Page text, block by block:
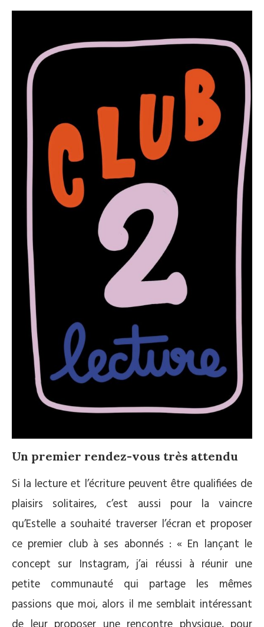
Un premier rendez-vous très attendu
Si la lecture et l’écriture peuvent être qualifiées de
plaisirs solitaires, c’est aussi pour la vaincre
qu’Estelle a souhaité traverser l’écran et proposer
ce premier club à ses abonnés : « En lançant le
concept sur Instagram, j’ai réussi à réunir une
petite communauté qui partage les mêmes
passions que moi, alors il me semblait intéressant